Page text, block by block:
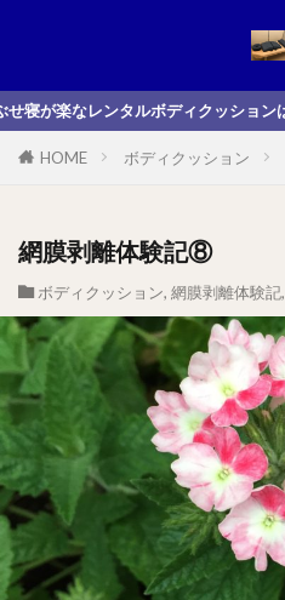
なレンタルボディクッションはこちら
HOME ボディクッション
網膜剥離体験記⑧
ボディクッション, 網膜剥離体験記,